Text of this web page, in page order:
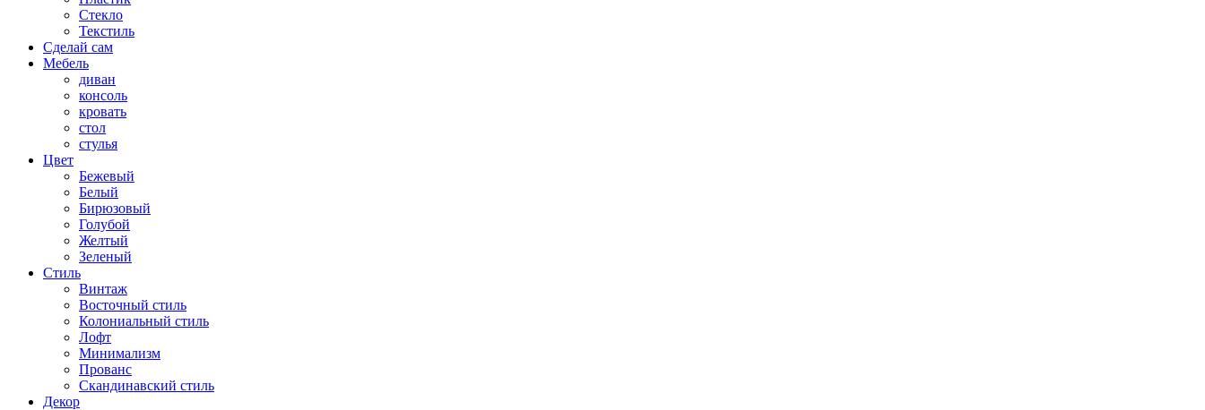
Стекло
Текстиль
Сделай сам
Мебель
диван
консоль
кровать
стол
стулья
Цвет
Бежевый
Белый
Бирюзовый
Голубой
Желтый
Зеленый
Стиль
Винтаж
Восточный стиль
Колониальный стиль
Лофт
Минимализм
Прованс
Скандинавский стиль
Декор